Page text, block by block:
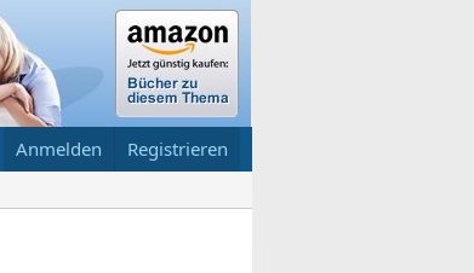
Anmelden Registrieren